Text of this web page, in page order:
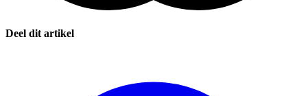
Deel dit artikel